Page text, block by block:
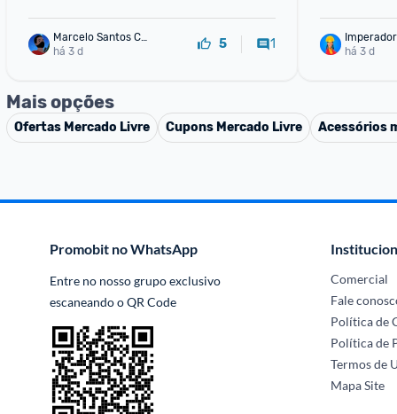
Marcelo Santos Ch
aves
há 3 d 5 1
há 3 d
Mais opções
Ofertas Mercado Livre Cupons Mercado Livre Acessórios
Promobit no WhatsApp
Entre no nosso grupo exclusivo
escaneando o QR Code
Comercial
Fale
Política de
Política de
Termos de
Mapa Site